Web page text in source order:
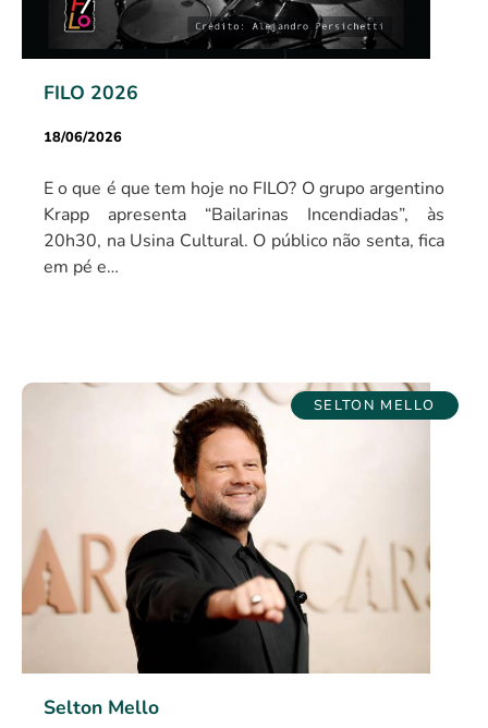
FILO 2026
18/06/2026
E o que é que tem hoje no FILO? O grupo argentino
Krapp apresenta “Bailarinas Incendiadas”, às
20h30, na Usina Cultural. O público não senta, fica
em pé e…
SELTON MELLO
Selton Mello